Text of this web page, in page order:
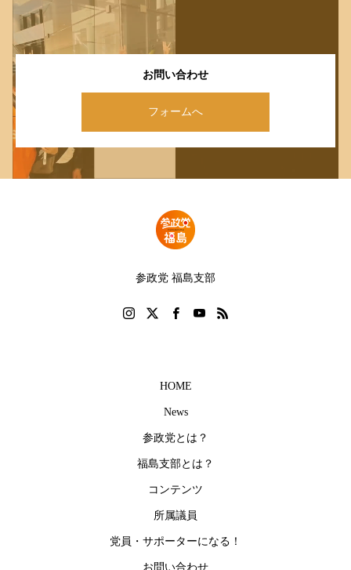
お問い合わせ
フォームへ
参政党 福島支部
HOME
News
参政党とは？
福島支部とは？
コンテンツ
所属議員
党員・サポーターになる！
お問い合わせ